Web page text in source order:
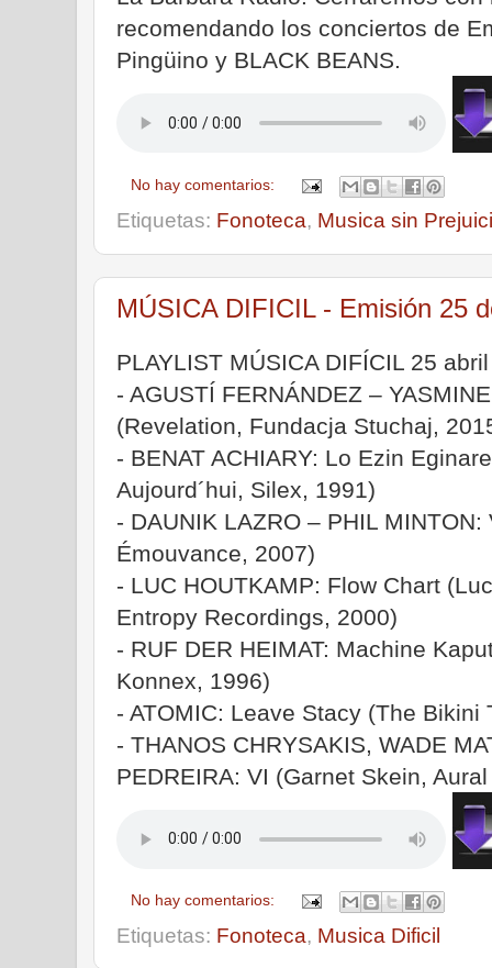
recomendando los conciertos de
Pingüino y BLACK BEANS.
No hay comentarios:
Etiquetas: Fonoteca, Musica sin
MÚSICA DIFICIL - Emisión 25
PLAYLIST MÚSICA DIFÍCIL 25
- AGUSTÍ FERNÁNDEZ –
(Revelation, Fundacja Stuchaj,
- BENAT ACHIARY: Lo Ezin
Aujourd´hui, Silex, 1991)
- DAUNIK LAZRO – PHIL
Émouvance, 2007)
- LUC HOUTKAMP: Flow Chart
Entropy Recordings, 2000)
- RUF DER HEIMAT: Machine
Konnex, 1996)
- ATOMIC: Leave Stacy (The Bikini
- THANOS CHRYSAKIS, WADE
PEDREIRA: VI (Garnet Skein,
No hay comentarios:
Etiquetas: Fonoteca, Musica Dificil